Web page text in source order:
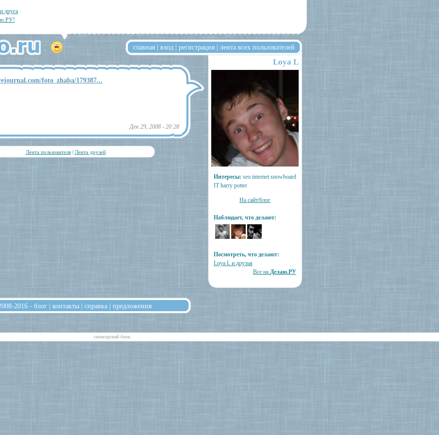
друга
главная | вход | регистрация | лента всех пользователей
foto_zhaba/179387...
Дек 29, 2008 - 20:28
Лента пользователя| Лента друзей
Loya L
Интересы: seo internet snowboard
IT harry potter
На сайт/блог
Наблюдает, что делают:
Посмотреть, что делают:
Loya L и друзья
Все на Делаю.РУ
2016 - блог | контакты | справка | предложения
cпонсорский блок: